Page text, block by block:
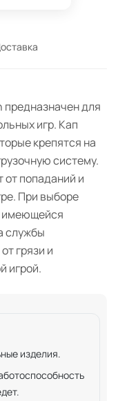
предназначен для
игр. Кап
крепятся на
систему.
попаданий и
При выборе
имеющейся
службы
грязи и
игрой.
изделия.